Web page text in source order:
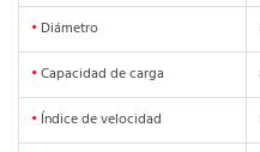
• Diámetro
•Capacidad de carga
• Índice de velocidad